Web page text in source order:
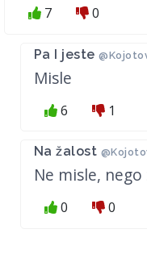
7 0
Pa I jeste
Misle
6 1
Na žalost
Ne misle, nego
0 0